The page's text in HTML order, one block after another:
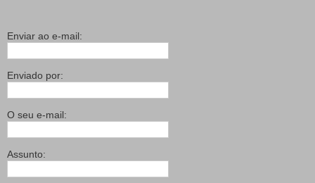
Enviar ao e-mail:
Enviado por:
O seu e-mail:
Assunto: